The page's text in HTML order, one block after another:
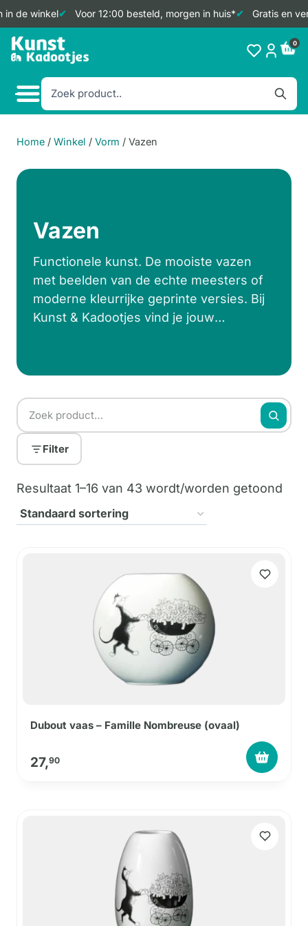
de winkel Voor 12:00 besteld, morgen in huis* Gratis en
Doorgaan
naar
0
Home / Winkel / Vorm / Vazen
Vazen
Functionele kunst. De mooiste vazen
met beelden van de echte meesters of
moderne kleurrijke geprinte versies. Bij
Kunst & Kadootjes vind je jouw
knipoog.
Filter
Resultaat 1–16 van 43 wordt/worden getoond
Dubout vaas – Famille Nombreuse (ovaal)
27,90